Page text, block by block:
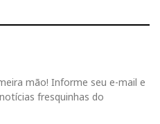
mão! Informe seu e-mail e
fresquinhas do